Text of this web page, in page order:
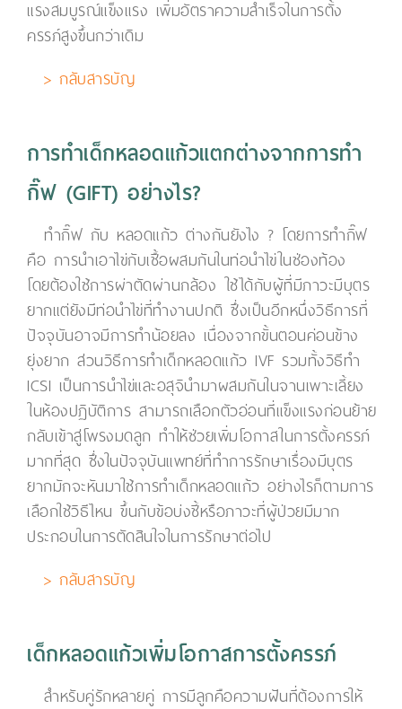
แรงสมบูรณ์แข็งแรง เพิ่มอัตราความสำเร็จในการตั้ง
ครรภ์สูงขึ้นกว่าเดิม
> กลับสารบัญ
การทำเด็กหลอดแก้วแตกต่างจากการทำ
กิ๊ฟ (GIFT) อย่างไร?
ทํากิ๊ฟ กับ หลอดแก้ว ต่างกันยังไง ? โดยการทำกิ๊ฟ
คือ การนำเอาไข่กับเชื้อผสมกันในท่อนำไข่ในช่องท้อง
โดยต้องใช้การผ่าตัดผ่านกล้อง ใช้ได้กับผู้ที่มีภาวะมีบุตร
ยากแต่ยังมีท่อนำไข่ที่ทำงานปกติ ซึ่งเป็นอีกหนึ่งวิธีการที่
ปัจจุบันอาจมีการทำน้อยลง เนื่องจากขั้นตอนค่อนข้าง
ยุ่งยาก ส่วนวิธีการทำเด็กหลอดแก้ว IVF รวมทั้งวิธีทำ
ICSI เป็นการนำไข่และอสุจินำมาผสมกันในจานเพาะเลี้ยง
ในห้องปฏิบัติการ สามารถเลือกตัวอ่อนที่แข็งแรงก่อนย้าย
กลับเข้าสู่โพรงมดลูก ทำให้ช่วยเพิ่มโอกาสในการตั้งครรภ์
มากที่สุด ซึ่งในปัจจุบันแพทย์ที่ทำการรักษาเรื่องมีบุตร
ยากมักจะหันมาใช้การทำเด็กหลอดแก้ว อย่างไรก็ตามการ
เลือกใช้วิธีไหน ขึ้นกับข้อบ่งชี้หรือภาวะที่ผู้ป่วยมีมาก
ประกอบในการตัดสินใจในการรักษาต่อไป
> กลับสารบัญ
เด็กหลอดแก้วเพิ่มโอกาสการตั้งครรภ์
สำหรับคู่รักหลายคู่ การมีลูกคือความฝันที่ต้องการให้